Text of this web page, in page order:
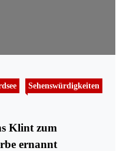
Sehenswürdigkeiten
Klint zum
ernannt